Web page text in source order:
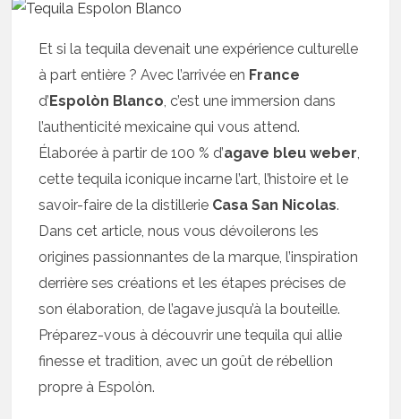
Et si la tequila devenait une expérience culturelle
à part entière ? Avec l’arrivée en France
d’Espolòn Blanco, c’est une immersion dans
l’authenticité mexicaine qui vous attend.
Élaborée à partir de 100 % d’agave bleu weber,
cette tequila iconique incarne l’art, l’histoire et le
savoir-faire de la distillerie Casa San Nicolas.
Dans cet article, nous vous dévoilerons les
origines passionnantes de la marque, l’inspiration
derrière ses créations et les étapes précises de
son élaboration, de l’agave jusqu’à la bouteille.
Préparez-vous à découvrir une tequila qui allie
finesse et tradition, avec un goût de rébellion
propre à Espolòn.